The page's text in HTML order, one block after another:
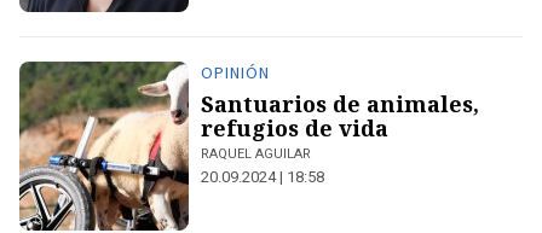
OPINIÓN
Santuarios de animales,
refugios de vida
RAQUEL AGUILAR
20.09.2024 | 18:58